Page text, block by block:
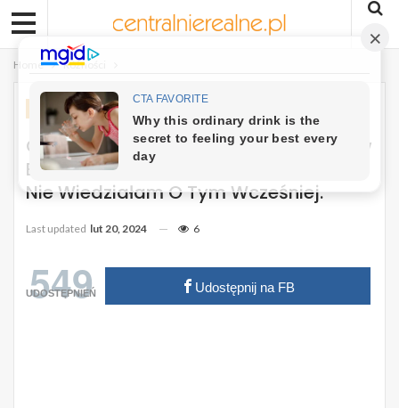
Home Różności
RÓŻNOŚCI
Od Dziś Do Gotujących Się Ziemniaków
Będę Wrzucać Marchewkę. Szkoda, Że
Nie Wiedziałam O Tym Wcześniej.
Last updated lut 20, 2024 6
549
UDOSTĘPNIEŃ Udostępnij na FB